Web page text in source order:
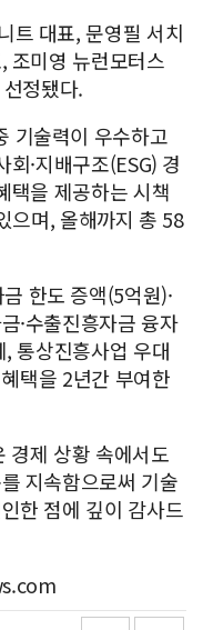
트 대표, 문영필 서치
조미영 뉴런모터스
정됐다.
기술력이 우수하고
·지배구조(ESG) 경
택을 제공하는 시책
으며, 올해까지 총 58
한도 증액(5억원)·
·수출진흥자금 융자
통상진흥사업 우대
택을 2년간 부여한
경제 상황 속에서도
지속함으로써 기술
한 점에 깊이 감사드